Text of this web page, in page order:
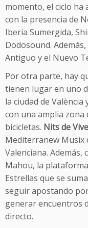
momento, el ciclo ha
con la presencia de
Iberia Sumergida,
Dodosound.
Antiguo y el Nuevo
Por otra parte, hay
tienen lugar en uno
la ciudad de
con una amplia
bicicletas. Nits de
Mediterranew Musix
Valenciana.
Mahou, la
Estrellas que se
seguir apostando
generar encuentros
directo.